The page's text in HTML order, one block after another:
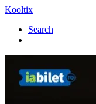
Kooltix
Search